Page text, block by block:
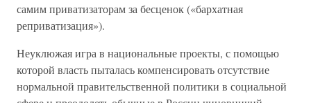
самим приватизаторам за бесценок («бархатная
реприватизация»).
Неуклюжая игра в национальные проекты, с помощью
которой власть пыталась компенсировать отсутствие
нормальной правительственной политики в социальной